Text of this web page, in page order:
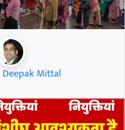
Deepak Mittal